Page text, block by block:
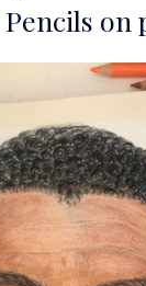
on